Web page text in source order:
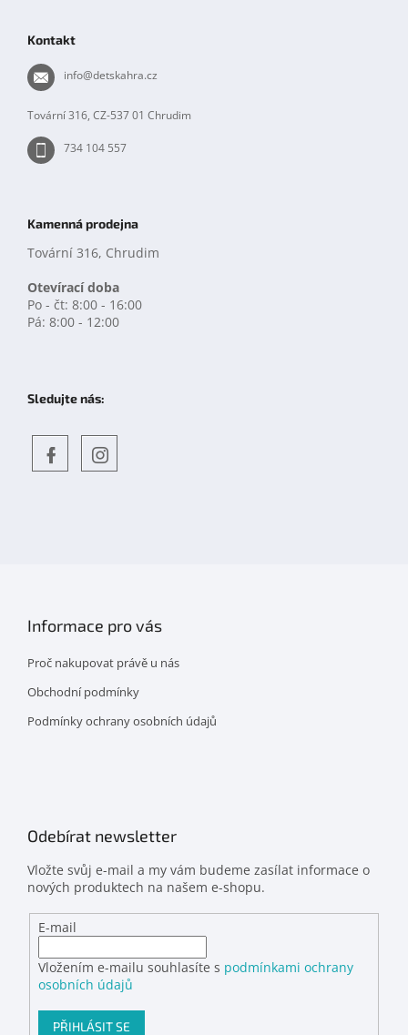
Kontakt
info@detskahra.cz
Tovární 316, CZ-537 01 Chrudim
734 104 557
Kamenná prodejna
Tovární 316, Chrudim
Otevírací doba
Po - čt: 8:00 - 16:00
Pá: 8:00 - 12:00
Sledujte nás:
Informace pro vás
Proč nakupovat právě u nás
Obchodní podmínky
Podmínky ochrany osobních údajů
Odebírat newsletter
Vložte svůj e-mail a my vám budeme zasílat informace o
nových produktech na našem e-shopu.
E-mail
Vložením e-mailu souhlasíte s podmínkami ochrany
osobních údajů
PŘIHLÁSIT SE